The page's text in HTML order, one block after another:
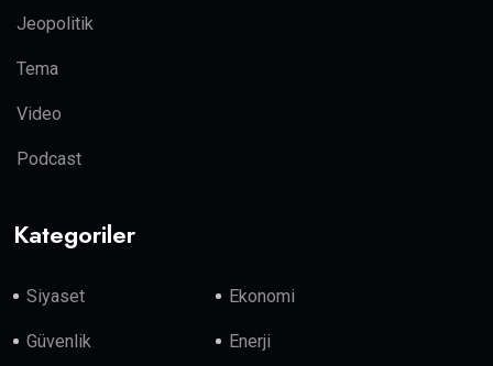
Jeopolitik
Tema
Video
Podcast
Kategoriler
Siyaset Ekonomi
Güvenlik Enerji